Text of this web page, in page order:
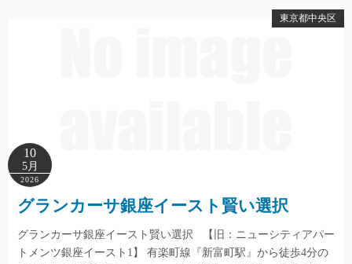
東京都中央区
10
5月
2026
グランカーサ銀座イースト賢い選択
グランカーサ銀座イースト賢い選択 【旧：ニューシティアパー
トメンツ銀座イースト1】 有楽町線『新富町駅』から徒歩4分の